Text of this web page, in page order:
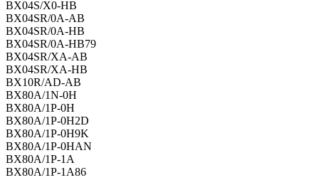
BX04S/X0-HB
BX04SR/0A-AB
BX04SR/0A-HB
BX04SR/0A-HB79
BX04SR/XA-AB
BX04SR/XA-HB
BX10R/AD-AB
BX80A/1N-0H
BX80A/1P-0H
BX80A/1P-0H2D
BX80A/1P-0H9K
BX80A/1P-0HAN
BX80A/1P-1A
BX80A/1P-1A86